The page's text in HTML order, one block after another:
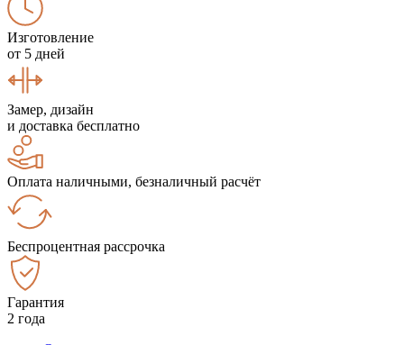
Изготовление
от 5 дней
Замер, дизайн
и доставка бесплатно
Оплата наличными, безналичный расчёт
Беспроцентная рассрочка
Гарантия
2 года